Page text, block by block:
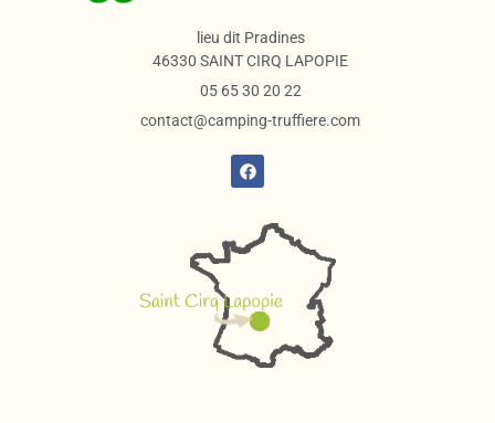
lieu dit Pradines
46330 SAINT CIRQ LAPOPIE
05 65 30 20 22
contact@camping-truffiere.com